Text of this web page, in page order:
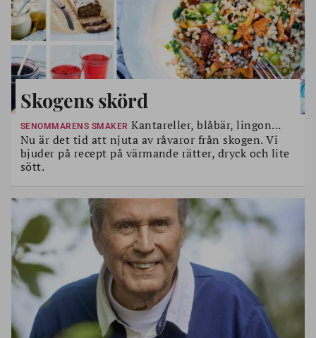
Skogens skörd
SENOMMARENS SMAKER Kantareller, blåbär, lingon...
Nu är det tid att njuta av råvaror från skogen. Vi
bjuder på recept på värmande rätter, dryck och lite
sött.